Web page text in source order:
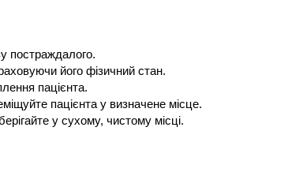
постраждалого.
його фізичний стан.
пацієнта.
пацієнта у визначене місце.
у сухому, чистому місці.